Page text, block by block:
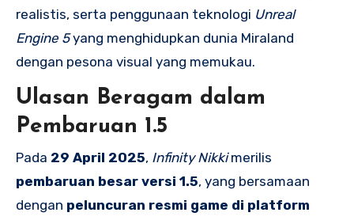
realistis, serta penggunaan teknologi Unreal
Engine 5yang menghidupkan dunia Miraland
dengan pesona visual yang memukau.
Ulasan Beragam dalam
Pembaruan 1.5
Pada 29 April 2025, Infinity Nikkimerilis
pembaruan besar versi 1.5, yang bersamaan
dengan peluncuran resmi game di platform